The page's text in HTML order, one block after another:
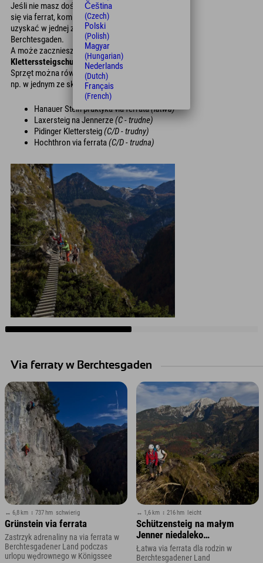
Jeśli nie masz doświadczenia lub nie obawiasz
się via ferrat, kompetentne wsparcie możesz
uzyskać w jednej ze szkół górskich i via ferrat w
Berchtesgaden.
A może zaczniesz od kursu degustacyjnego w
Kletterssteigschule Berchtesgaden
Sprzęt można również wypożyczyć na miejscu,
np. w jednym ze sklepów Intersports.
Hanauer Stein praktyka via ferrata(łatwa)
Laxersteig na Jennerze(C - trudne)
Pidinger Klettersteig(C/D - trudny)
Hochthron via ferrata(C/D - trudna)
Via ferraty w Berchtesgaden
↔ 6,8 km ↕ 737 hm schwierig
Grünstein via ferrata
Zastrzyk adrenaliny na via ferrata w
Berchtesgadener Land podczas
urlopu wędrownego w Königssee
↔ 1,6 km ↕ 216 hm leicht
Schützensteig na małym
Jenner niedaleko
Berchtesgaden
Łatwa via ferrata dla rodzin w
Berchtesgadener Land
Čeština
(Czech)
Polski
(Polish)
Magyar
(Hungarian)
Nederlands
(Dutch)
Français
(French)